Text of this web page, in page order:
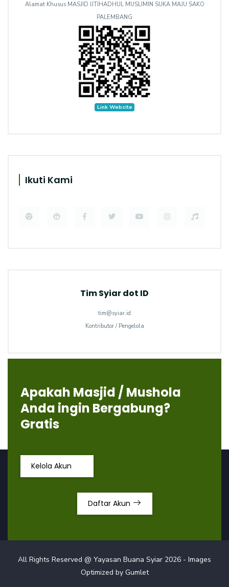
Alamat Khusus MASJID IJTIHADHUL MUSLIMIN SUKA MAJU SAKO
PALEMBANG
Link Website
Ikuti Kami
Tim Syiar dot ID
tim@syiar.id
Kontributor / Pengelola
Apakah Masjid / Mushola
Anda ingin Bergabung?
Gratis
Kelola Akun
Daftar Akun
All Rights Reserved @ Yayasan Buana Syiar 2026 - Images
Optimized by Gumlet